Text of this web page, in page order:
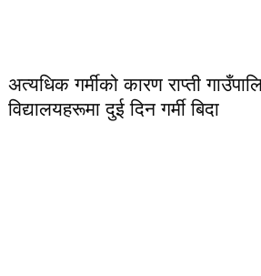
अत्यधिक गर्मीको कारण राप्ती
विद्यालयहरूमा दुई दिन गर्मी बिदा